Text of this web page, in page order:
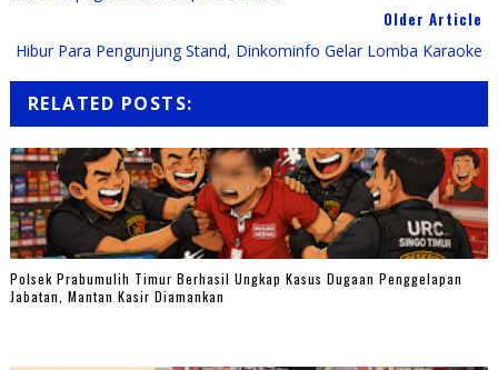
Older Article
Hibur Para Pengunjung Stand, Dinkominfo Gelar Lomba Karaoke
RELATED POSTS:
Polsek Prabumulih Timur Berhasil Ungkap Kasus Dugaan Penggelapan
Jabatan, Mantan Kasir Diamankan